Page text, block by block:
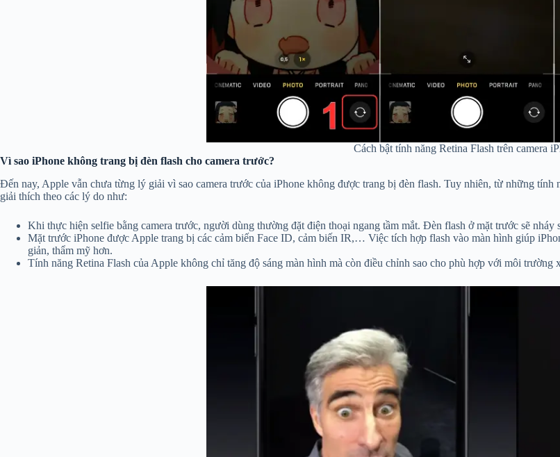
Cách bật tính năng Retina Flash trên camera
Vì sao iPhone không trang bị đèn flash cho camera trước?
Đến nay, Apple vẫn chưa từng lý giải vì sao camera trước của iPhone không được trang bị đèn flash. Tuy nhiên, từ những
giải thích theo các lý do như:
Khi thực hiện selfie bằng camera trước, người dùng thường đặt điện thoại ngang tầm mắt. Đèn flash ở mặt trước sẽ
Mặt trước iPhone được Apple trang bị các cảm biến Face ID, cảm biến IR,… Việc tích hợp flash vào màn hình giúp
giản, thẩm mỹ hơn.
Tính năng Retina Flash của Apple không chỉ tăng độ sáng màn hình mà còn điều chỉnh sao cho phù hợp với môi trường